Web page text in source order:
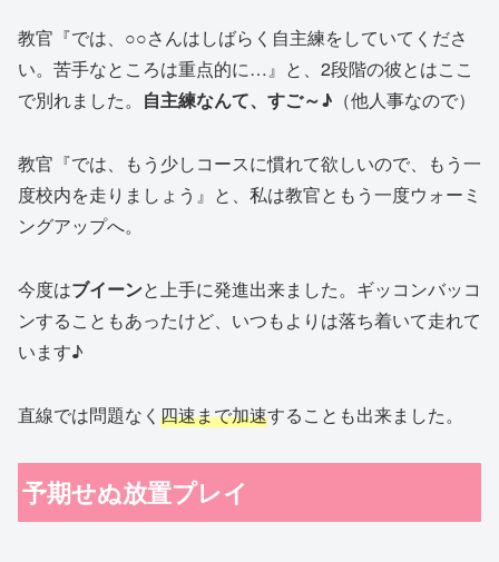
教官『では、○○さんはしばらく自主練をしていてくださ
い。苦手なところは重点的に…』と、2段階の彼とはここ
で別れました。 自主練なんて、すご～♪ （他人事なので）
教官『では、もう少しコースに慣れて欲しいので、もう一
度校内を走りましょう』と、私は教官ともう一度ウォーミ
ングアップへ。
今度はブイーンと上手に発進出来ました。ギッコンバッコ
ンすることもあったけど、いつもよりは落ち着いて走れて
います♪
直線では問題なく 四速まで加速することも出来ました。
予期せぬ放置プレイ